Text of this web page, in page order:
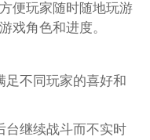
便玩家随时随地玩游
戏角色和进度。
足不同玩家的喜好和
台继续战斗而不实时